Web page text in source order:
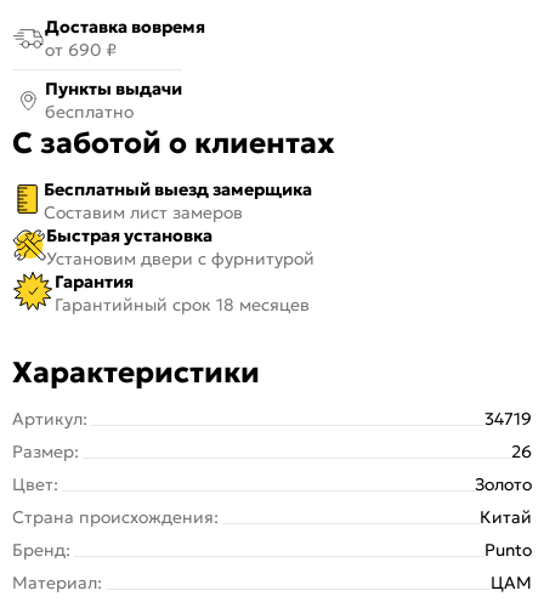
Доставка вовремя
от 690 ₽
Пункты выдачи
бесплатно
С заботой о клиентах
Бесплатный выезд замерщика
Составим лист замеров
Быстрая установка
Установим двери с фурнитурой
Гарантия
Гарантийный срок 18 месяцев
Характеристики
Артикул:
34719
Размер:
26
Цвет:
Золото
Страна происхождения:
Китай
Бренд:
Punto
Материал:
ЦАМ